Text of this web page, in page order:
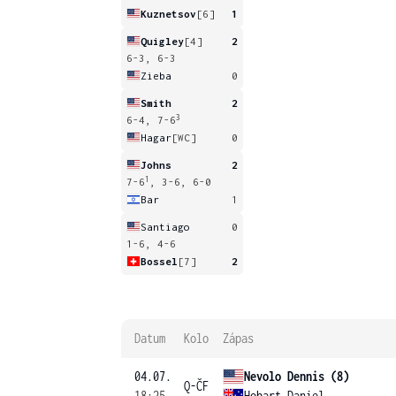
Kuznetsov [6] 1
Quigley[4]
2
6-3, 6-3
Zieba
0
Smith
2
6-4, 7-63
Hagar[WC] 0
Johns
2
7-6 1
, 3-6, 6-0
Bar
1
Santiago
0
1-6, 4-6
Bossel [7] 2
Datum Kolo Zápas
04.07.
Q-ČF
Nevolo Dennis (8)